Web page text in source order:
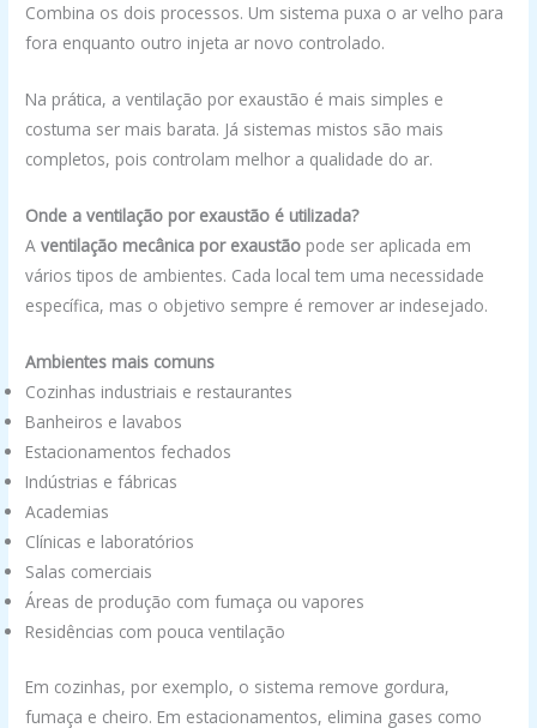
Combina os dois processos. Um sistema puxa o ar velho para
fora enquanto outro injeta ar novo controlado.
Na prática, a ventilação por exaustão é mais simples e
costuma ser mais barata. Já sistemas mistos são mais
completos, pois controlam melhor a qualidade do ar.
Onde a ventilação por exaustão é utilizada?
Aventilação mecânica por exaustão pode ser aplicada em
vários tipos de ambientes. Cada local tem uma necessidade
específica, mas o objetivo sempre é remover ar indesejado.
Ambientes mais comuns
Cozinhas industriais e restaurantes
Banheiros e lavabos
Estacionamentos fechados
Indústrias e fábricas
Academias
Clínicas e laboratórios
Salas comerciais
Áreas de produção com fumaça ou vapores
Residências com pouca ventilação
Em cozinhas, por exemplo, o sistema remove gordura,
fumaça e cheiro. Em estacionamentos, elimina gases como